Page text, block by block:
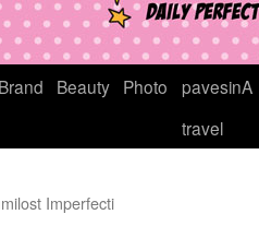
Brand Beauty Photo
pavesinA
travel
Imperfecti